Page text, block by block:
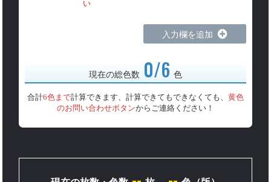
い
入力欄を追加
現在の総色数 0/6 色
合計6色まで計算できます、計算できてもできなくても、 黄色
のお問い合わせボタンからご連絡ください！